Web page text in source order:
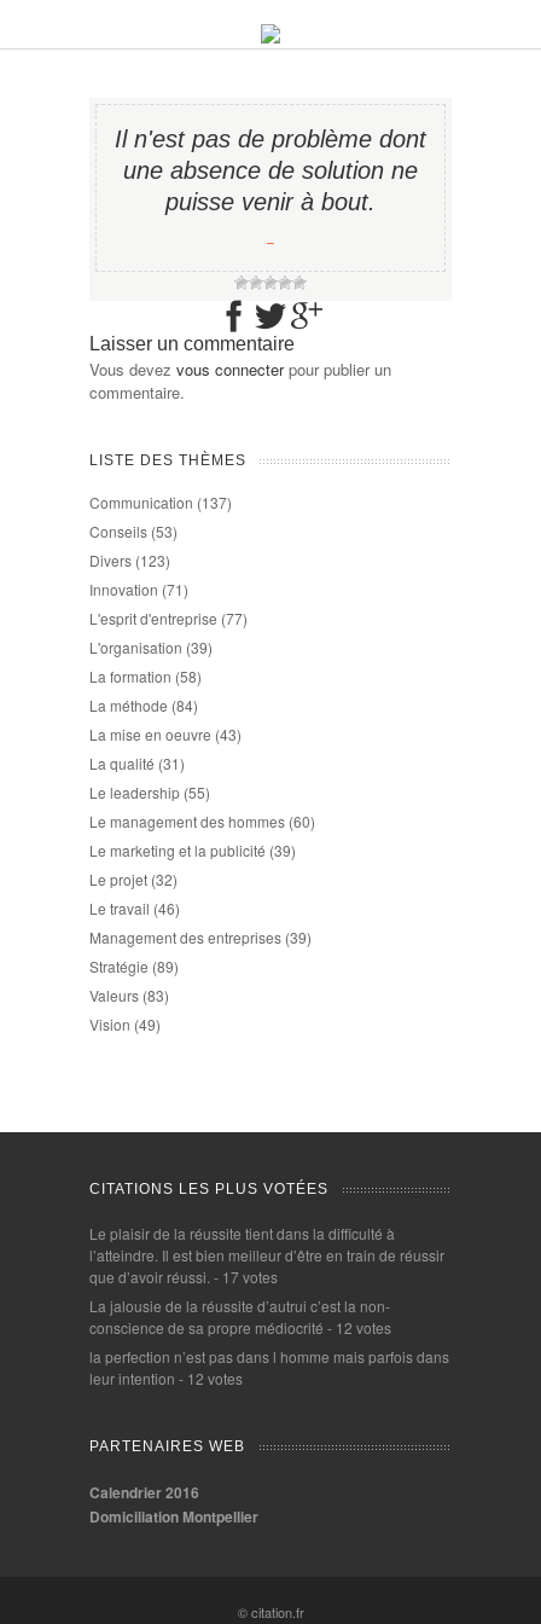
Il n'est pas de problème dont
une absence de solution ne
puisse venir à bout.
−
Laisser un commentaire
Vous devez vous connecterpour publier un
commentaire.
LISTE DES THÈMES
Communication (137)
Conseils (53)
Divers (123)
Innovation (71)
L'esprit d'entreprise (77)
L'organisation (39)
La formation (58)
La méthode (84)
La mise en oeuvre (43)
La qualité (31)
Le leadership (55)
Le management des hommes (60)
Le marketing et la publicité (39)
Le projet (32)
Le travail (46)
Management des entreprises (39)
Stratégie (89)
Valeurs (83)
Vision (49)
CITATIONS LES PLUS VOTÉES
Le plaisir de la réussite tient dans la difficulté à
l’atteindre. Il est bien meilleur d’être en train de réussir
que d’avoir réussi. - 17 votes
La jalousie de la réussite d’autrui c’est la non-
conscience de sa propre médiocrité - 12 votes
la perfection n’est pas dans l homme mais parfois dans
leur intention - 12 votes
PARTENAIRES WEB
Calendrier 2016
Domiciliation Montpellier
© citation.fr